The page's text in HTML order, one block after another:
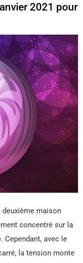
2021 pour
deuxième maison
concentré sur la
Cependant, avec le
la tension monte